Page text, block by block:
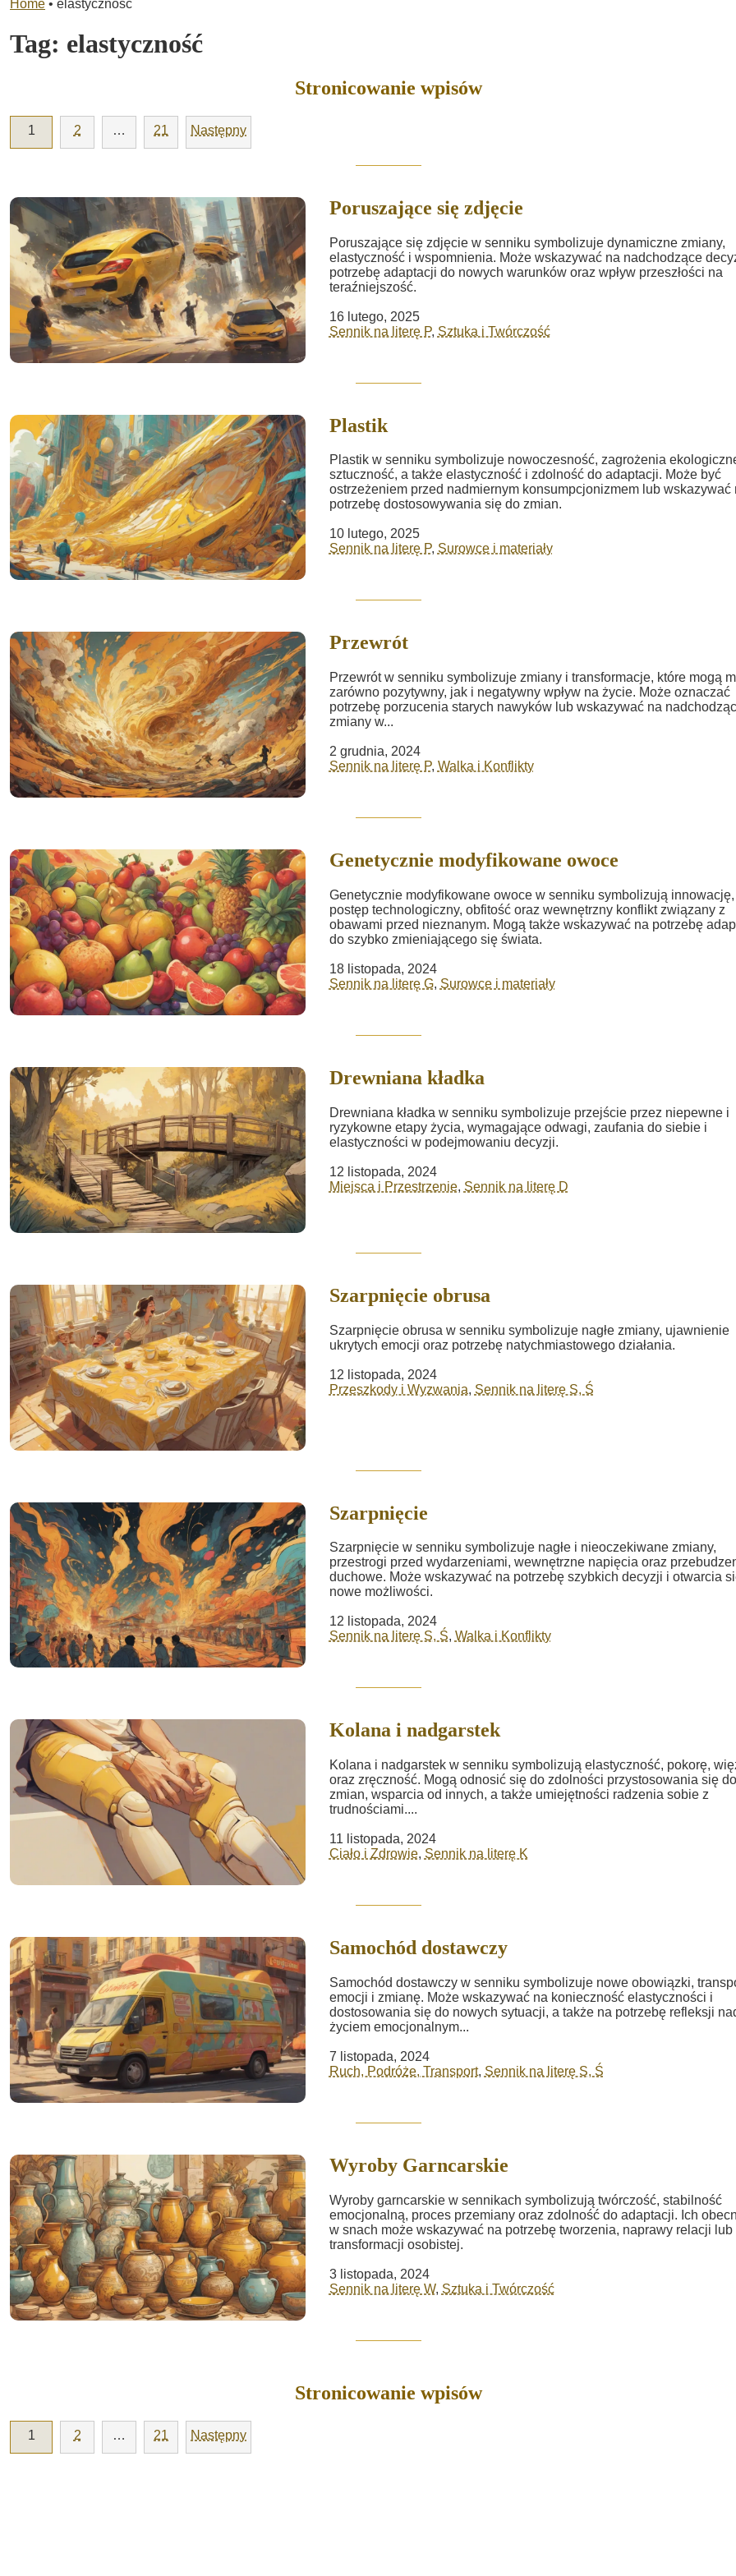
Home • elastyczność
Tag: elastyczność
Stronicowanie wpisów
1 2 … 21 Następny
Poruszające się zdjęcie
Poruszające się zdjęcie w senniku symbolizuje dynamiczne zmiany,
elastyczność i wspomnienia. Może wskazywać na nadchodzące
potrzebę adaptacji do nowych warunków oraz wpływ przeszłości na
teraźniejszość.
16 lutego, 2025
Sennik na literę P, Sztuka i Twórczość
Plastik
Plastik w senniku symbolizuje nowoczesność, zagrożenia
sztuczność, a także elastyczność i zdolność do adaptacji. Może być
ostrzeżeniem przed nadmiernym konsumpcjonizmem lub wskazywać
potrzebę dostosowywania się do zmian.
10 lutego, 2025
Sennik na literę P, Surowce i materiały
Przewrót
Przewrót w senniku symbolizuje zmiany i transformacje, które mogą
zarówno pozytywny, jak i negatywny wpływ na życie. Może oznaczać
potrzebę porzucenia starych nawyków lub wskazywać na
zmiany w...
2 grudnia, 2024
Sennik na literę P, Walka i Konflikty
Genetycznie modyfikowane owoce
Genetycznie modyfikowane owoce w senniku symbolizują innowację,
postęp technologiczny, obfitość oraz wewnętrzny konflikt związany z
obawami przed nieznanym. Mogą także wskazywać na potrzebę
do szybko zmieniającego się świata.
18 listopada, 2024
Sennik na literę G, Surowce i materiały
Drewniana kładka
Drewniana kładka w senniku symbolizuje przejście przez niepewne i
ryzykowne etapy życia, wymagające odwagi, zaufania do siebie i
elastyczności w podejmowaniu decyzji.
12 listopada, 2024
Miejsca i Przestrzenie, Sennik na literę D
Szarpnięcie obrusa
Szarpnięcie obrusa w senniku symbolizuje nagłe zmiany, ujawnienie
ukrytych emocji oraz potrzebę natychmiastowego działania.
12 listopada, 2024
Przeszkody i Wyzwania, Sennik na literę S, Ś
Szarpnięcie
Szarpnięcie w senniku symbolizuje nagłe i nieoczekiwane zmiany,
przestrogi przed wydarzeniami, wewnętrzne napięcia oraz
duchowe. Może wskazywać na potrzebę szybkich decyzji i otwarcia
nowe możliwości.
12 listopada, 2024
Sennik na literę S, Ś, Walka i Konflikty
Kolana i nadgarstek
Kolana i nadgarstek w senniku symbolizują elastyczność, pokorę,
oraz zręczność. Mogą odnosić się do zdolności przystosowania się do
zmian, wsparcia od innych, a także umiejętności radzenia sobie z
trudnościami....
11 listopada, 2024
Ciało i Zdrowie, Sennik na literę K
Samochód dostawczy
Samochód dostawczy w senniku symbolizuje nowe obowiązki,
emocji i zmianę. Może wskazywać na konieczność elastyczności i
dostosowania się do nowych sytuacji, a także na potrzebę refleksji
życiem emocjonalnym...
7 listopada, 2024
Ruch, Podróże, Transport, Sennik na literę S, Ś
Wyroby Garncarskie
Wyroby garncarskie w sennikach symbolizują twórczość, stabilność
emocjonalną, proces przemiany oraz zdolność do adaptacji. Ich
w snach może wskazywać na potrzebę tworzenia, naprawy relacji lub
transformacji osobistej.
3 listopada, 2024
Sennik na literę W, Sztuka i Twórczość
Stronicowanie wpisów
1 2 … 21 Następny